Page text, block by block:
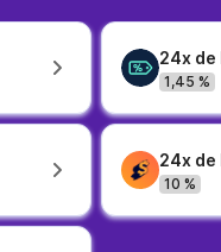
24x de
1,45 %
24x de
10 %